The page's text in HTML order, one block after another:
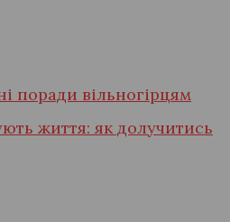
поради вільногірцям
життя: як долучитись